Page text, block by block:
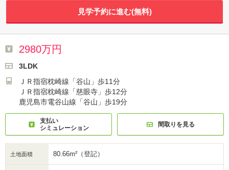
見学予約に進む(無料)
2980万円
3LDK
ＪＲ指宿枕崎線「谷山」歩11分
ＪＲ指宿枕崎線「慈眼寺」歩12分
鹿児島市電谷山線「谷山」歩19分
支払い
シミュレーション
間取りを見る
土地面積 80.66m²（登記）